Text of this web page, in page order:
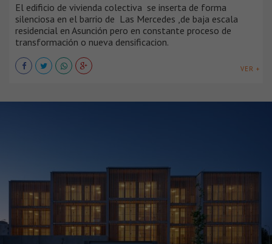
El edificio de vivienda colectiva se inserta de forma
silenciosa en el barrio de Las Mercedes ,de baja escala
residencial en Asunción pero en constante proceso de
transformación o nueva densificacion.
VER +